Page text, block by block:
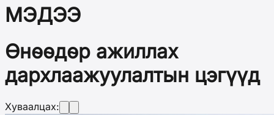
МЭДЭЭ
Өнөөдөр ажиллах
дархлаажуулалтын цэгүүд
Хуваалцах: